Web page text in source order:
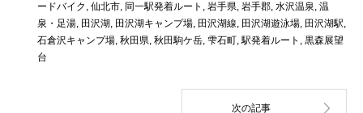
ードバイク , 仙北市, 同一駅発着ルート , 岩手県, 岩手郡, 水沢温泉, 温
泉・足湯, 田沢湖, 田沢湖キャンプ場, 田沢湖線, 田沢湖遊泳場, 田沢湖駅,
石倉沢キャンプ場, 秋田県, 秋田駒ケ岳, 雫石町,駅発着ルート , 黒森展望
台